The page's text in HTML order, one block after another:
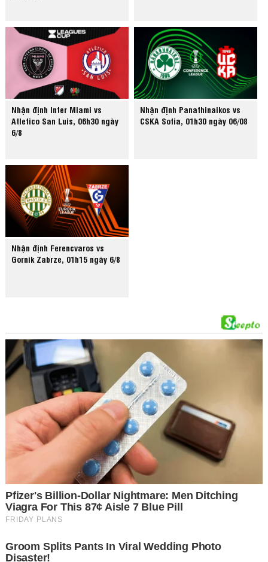
Nhận định Inter Miami vs
Atletico San Luis, 06h30 ngày
6/8
Nhận định Panathinaikos vs
CSKA Sofia, 01h30 ngày 06/08
Nhận định Ferencvaros vs
Gornik Zabrze, 01h15 ngày 6/8